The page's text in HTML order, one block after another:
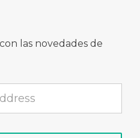
las novedades de